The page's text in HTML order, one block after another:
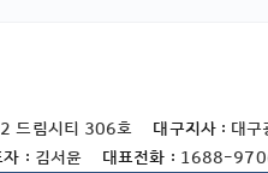
드림시티 306호 대구지사 : 대
자 : 김서윤 대표전화 : 1688-